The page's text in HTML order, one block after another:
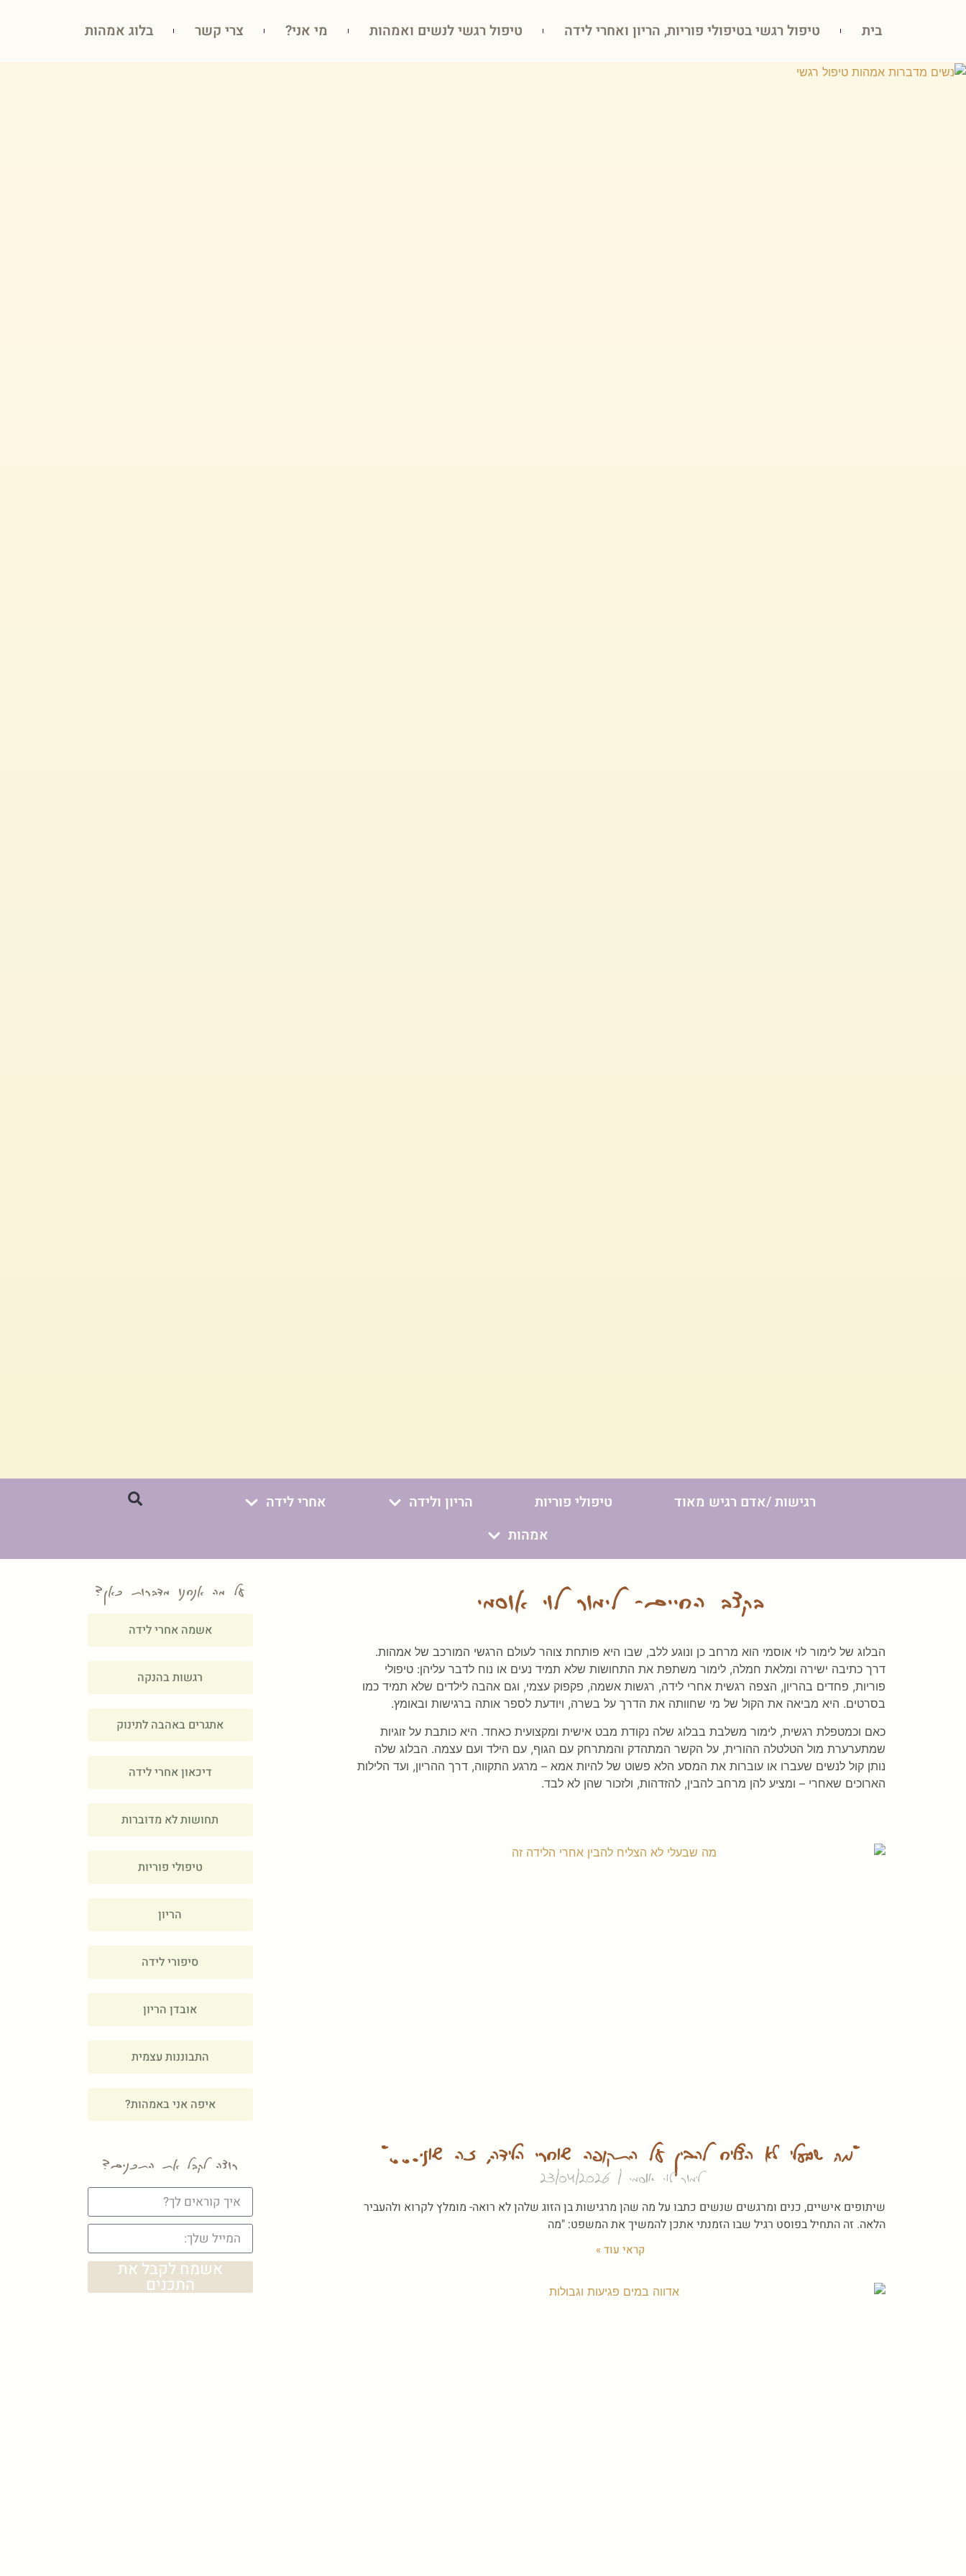
בית טיפול רגשי בטיפולי פוריות, הריון ואחרי לידה טיפול רגשי לנשים ואמהות מי אני? צרי קשר בלוג אמהות
רגישות /אדם רגיש מאוד טיפולי פוריות הריון ולידה
אחרי לידה
אמהות
בקצב החיים- לימור לוי אוסמי
הבלוג של לימור לוי אוסמי הוא מרחב כן ונוגע ללב, שבו היא פותחת צוהר לעולם הרגשי המורכב של אמהות.
דרך כתיבה ישירה ומלאת חמלה, לימור משתפת את התחושות שלא תמיד נעים או נוח לדבר עליהן: טיפולי
פוריות, פחדים בהריון, הצפה רגשית אחרי לידה, רגשות אשמה, פקפוק עצמי, וגם אהבה לילדים שלא תמיד כמו
בסרטים. היא מביאה את הקול של מי שחוותה את הדרך על בשרה, ויודעת לספר אותה ברגישות ובאומץ.
כאם וכמטפלת רגשית, לימור משלבת בבלוג שלה נקודת מבט אישית ומקצועית כאחד. היא כותבת על זוגיות
שמתערערת מול הטלטלה ההורית, על הקשר המתהדק והמתרחק עם הגוף, עם הילד ועם עצמה. הבלוג שלה
נותן קול לנשים שעברו או עוברות את המסע הלא פשוט של להיות אמא – מרגע התקווה, דרך ההריון, ועד הלילות
הארוכים שאחרי – ומציע להן מרחב להבין, להזדהות, ולזכור שהן לא לבד.
"מה שבעלי לא הצליח להבין על התקופה שאחרי הלידה, זה שאני…"
לימור לוי אוסמי 23/04/2026
שיתופים אישיים, כנים ומרגשים שנשים כתבו על מה שהן מרגישות בן הזוג שלהן לא רואה- מומלץ לקרוא ולהעביר
הלאה. זה התחיל בפוסט רגיל שבו הזמנתי אתכן להמשיך את המשפט: "מה
קראי עוד »
על מה אנחנו מדברות כאן?
אשמה אחרי לידה
רגשות בהנקה
אתגרים באהבה לתינוק
דיכאון אחרי לידה
תחושות לא מדוברות
טיפולי פוריות
הריון
סיפורי לידה
אובדן הריון
התבוננות עצמית
איפה אני באמהות?
רוצה לקבל את התכנים?
אשמח לקבל את
התכנים